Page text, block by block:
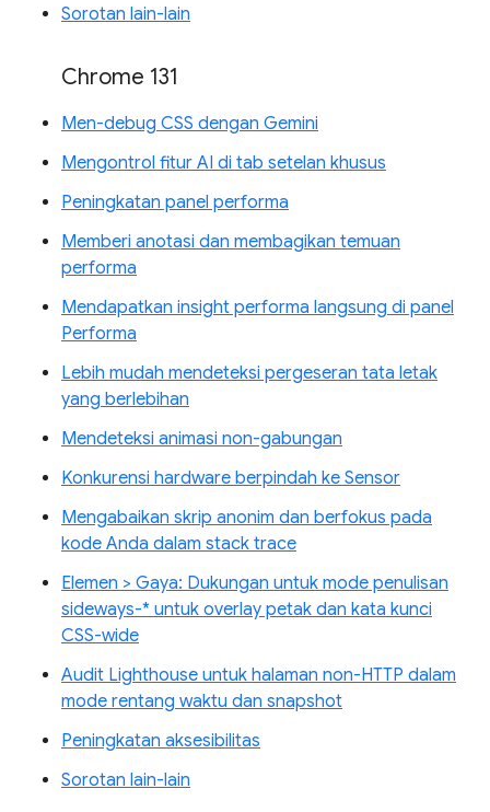
Sorotan lain-lain
Chrome 131
Men-debug CSS dengan Gemini
Mengontrol fitur AI di tab setelan khusus
Peningkatan panel performa
Memberi anotasi dan membagikan temuan
performa
Mendapatkan insight performa langsung di panel
Performa
Lebih mudah mendeteksi pergeseran tata letak
yang berlebihan
Mendeteksi animasi non-gabungan
Konkurensi hardware berpindah ke Sensor
Mengabaikan skrip anonim dan berfokus pada
kode Anda dalam stack trace
Elemen > Gaya: Dukungan untuk mode penulisan
sideways-* untuk overlay petak dan kata kunci
CSS-wide
Audit Lighthouse untuk halaman non-HTTP dalam
mode rentang waktu dan snapshot
Peningkatan aksesibilitas
Sorotan lain-lain